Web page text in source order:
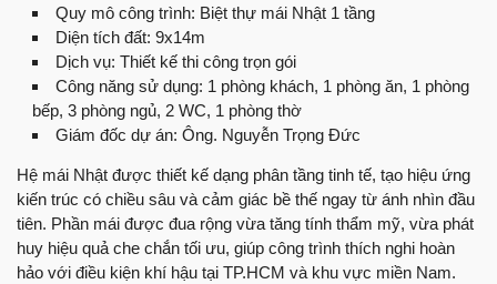
Quy mô công trình: Biệt thự mái Nhật 1 tầng
Diện tích đất: 9x14m
Dịch vụ: Thiết kế thi công trọn gói
Công năng sử dụng: 1 phòng khách, 1 phòng ăn, 1 phòng
bếp, 3 phòng ngủ, 2 WC, 1 phòng thờ
Giám đốc dự án: Ông. Nguyễn Trọng Đức
Hệ mái Nhật được thiết kế dạng phân tầng tinh tế, tạo hiệu ứng
kiến trúc có chiều sâu và cảm giác bề thế ngay từ ánh nhìn đầu
tiên. Phần mái được đua rộng vừa tăng tính thẩm mỹ, vừa phát
huy hiệu quả che chắn tối ưu, giúp công trình thích nghi hoàn
hảo với điều kiện khí hậu tại TP.HCM và khu vực miền Nam.